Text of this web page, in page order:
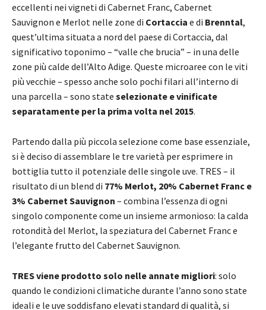
eccellenti nei vigneti di Cabernet Franc, Cabernet
Sauvignon e Merlot nelle zone di Cortaccia e di Brenntal,
quest’ultima situata a nord del paese di Cortaccia, dal
significativo toponimo – “valle che brucia” – in una delle
zone più calde dell’Alto Adige. Queste microaree con le viti
più vecchie – spesso anche solo pochi filari all’interno di
una parcella – sono state selezionate e vinificate
separatamente per la prima volta nel 2015.
Partendo dalla più piccola selezione come base essenziale,
si è deciso di assemblare le tre varietà per esprimere in
bottiglia tutto il potenziale delle singole uve. TRES – il
risultato di un blend di 77% Merlot, 20% Cabernet Franc e
3% Cabernet Sauvignon – combina l’essenza di ogni
singolo componente come un insieme armonioso: la calda
rotondità del Merlot, la speziatura del Cabernet Franc e
l’elegante frutto del Cabernet Sauvignon.
TRES viene prodotto solo nelle annate migliori: solo
quando le condizioni climatiche durante l’anno sono state
ideali e le uve soddisfano elevati standard di qualità, si